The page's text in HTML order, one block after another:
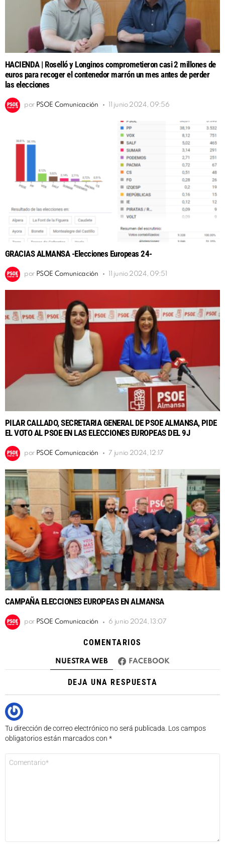
HACIENDA | Roselló y Longinos comprometieron casi 2 millones de
euros para recoger el contenedor marrón un mes antes de perder
las elecciones
por PSOE Comunicación 11 junio 2024, 09:56
GRACIAS ALMANSA -Elecciones Europeas 24-
por PSOE Comunicación 11 junio 2024, 09:51
PILAR CALLADO, SECRETARIA GENERAL DE PSOE ALMANSA, PIDE
EL VOTO AL PSOE EN LAS ELECCIONES EUROPEAS DEL 9J
por PSOE Comunicación 7 junio 2024, 12:17
CAMPAÑA ELECCIONES EUROPEAS EN ALMANSA
por PSOE Comunicación 6 junio 2024, 13:07
COMENTARIOS
NUESTRA WEB FACEBOOK
DEJA UNA RESPUESTA
Tu dirección de correo electrónico no será publicada. Los campos
obligatorios están marcados con *